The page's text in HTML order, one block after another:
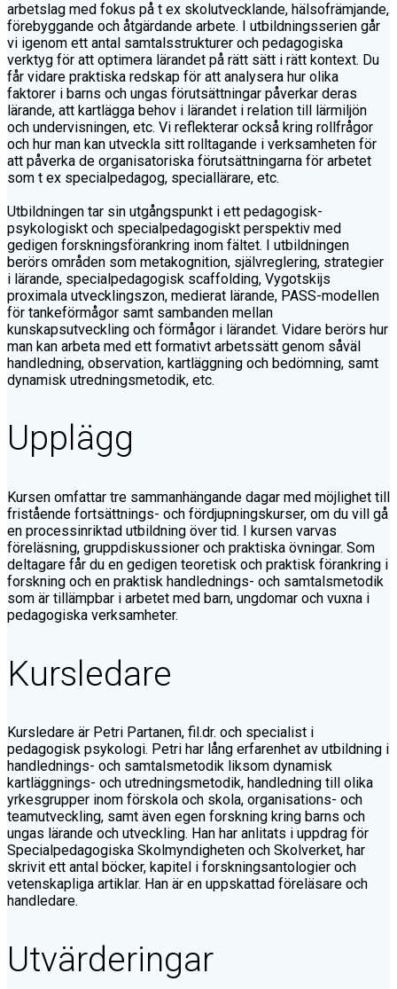
arbetslag med fokus på t ex skolutvecklande, hälsofrämjande,
förebyggande och åtgärdande arbete. I utbildningsserien går
vi igenom ett antal samtalsstrukturer och pedagogiska
verktyg för att optimera lärandet på rätt sätt i rätt kontext. Du
får vidare praktiska redskap för att analysera hur olika
faktorer i barns och ungas förutsättningar påverkar deras
lärande, att kartlägga behov i lärandet i relation till lärmiljön
och undervisningen, etc. Vi reflekterar också kring rollfrågor
och hur man kan utveckla sitt rolltagande i verksamheten för
att påverka de organisatoriska förutsättningarna för arbetet
som t ex specialpedagog, speciallärare, etc.
Utbildningen tar sin utgångspunkt i ett pedagogisk-
psykologiskt och specialpedagogiskt perspektiv med
gedigen forskningsförankring inom fältet. I utbildningen
berörs områden som metakognition, självreglering, strategier
i lärande, specialpedagogisk scaffolding, Vygotskijs
proximala utvecklingszon, medierat lärande, PASS-modellen
för tankeförmågor samt sambanden mellan
kunskapsutveckling och förmågor i lärandet. Vidare berörs hur
man kan arbeta med ett formativt arbetssätt genom såväl
handledning, observation, kartläggning och bedömning, samt
dynamisk utredningsmetodik, etc.
Upplägg
Kursen omfattar tre sammanhängande dagar med möjlighet till
fristående fortsättnings- och fördjupningskurser, om du vill gå
en processinriktad utbildning över tid. I kursen varvas
föreläsning, gruppdiskussioner och praktiska övningar. Som
deltagare får du en gedigen teoretisk och praktisk förankring i
forskning och en praktisk handlednings- och samtalsmetodik
som är tillämpbar i arbetet med barn, ungdomar och vuxna i
pedagogiska verksamheter.
Kursledare
Kursledare är Petri Partanen, fil.dr. och specialist i
pedagogisk psykologi. Petri har lång erfarenhet av utbildning i
handlednings- och samtalsmetodik liksom dynamisk
kartläggnings- och utredningsmetodik, handledning till olika
yrkesgrupper inom förskola och skola, organisations- och
teamutveckling, samt även egen forskning kring barns och
ungas lärande och utveckling. Han har anlitats i uppdrag för
Specialpedagogiska Skolmyndigheten och Skolverket, har
skrivit ett antal böcker, kapitel i forskningsantologier och
vetenskapliga artiklar. Han är en uppskattad föreläsare och
handledare.
Utvärderingar